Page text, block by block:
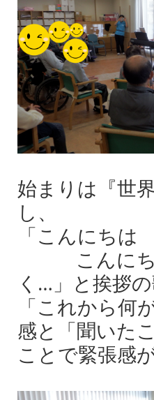
始まりは『世
し、
「こんにち
こんにち
く…」と挨拶
「これから何
感と「聞いた
ことで緊張感